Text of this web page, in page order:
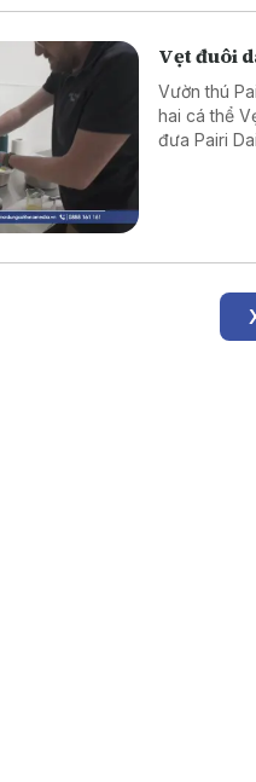
Vẹt đuôi
Vườn thú
hai cá thể
đưa Pairi